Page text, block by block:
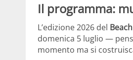
Il programma:
L’edizione 2026 del
domenica 5 luglio —
momento ma si